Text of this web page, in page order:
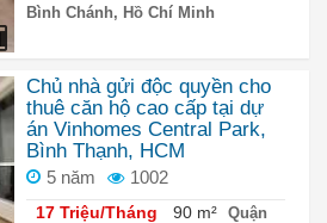
Bình Chánh, Hồ Chí Minh
Chủ nhà gửi độc quyền cho
thuê căn hộ cao cấp tại dự
án Vinhomes Central Park,
Bình Thạnh, HCM
5 năm 1002
17 Triệu/Tháng 90 m²
Quận